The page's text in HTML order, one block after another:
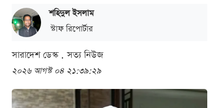
শ‌হিদুল ইসলাম
স্টাফ রিপোর্টার
সারাদেশ ডেস্ক . সত্য নিউজ
২০২৬ আগস্ট ০৪ ২১:৩৯:২৯